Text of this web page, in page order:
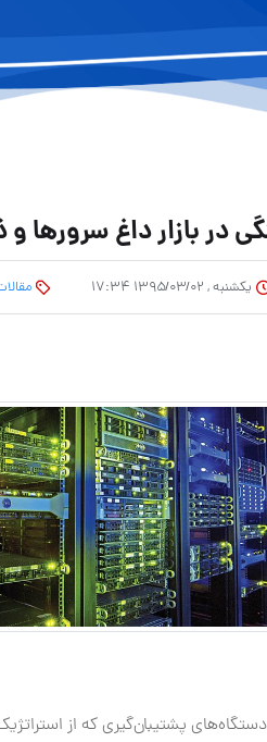
در بازار داغ سرورها
یکشنبه , ۱۳۹۵/۰۳/۰۲ ۱۷:۳۴
پشتیبان‌گیری که از